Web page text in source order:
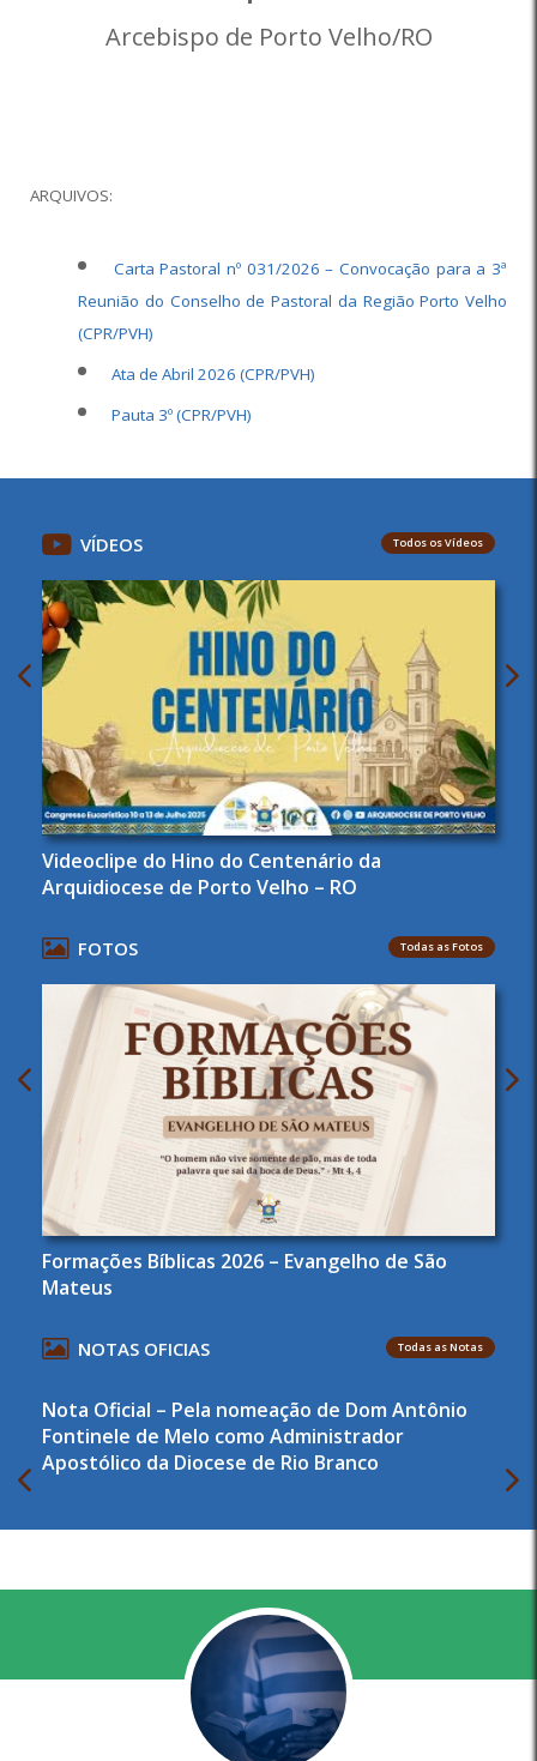
Arcebispo de Porto Velho/RO
ARQUIVOS:
Carta Pastoral nº 031/2026 – Convocação para a 3ª
Reunião do Conselho de Pastoral da Região Porto Velho
(CPR/PVH)
Ata de Abril 2026 (CPR/PVH)
Pauta 3º (CPR/PVH)
VÍDEOS Todos os Vídeos
Videoclipe do Hino do Centenário da
Arquidiocese de Porto Velho – RO
FOTOS Todas as Fotos
Formações Bíblicas 2026 – Evangelho de São
Mateus
NOTAS OFICIAS Todas as Notas
Nota Oficial – Pela nomeação de Dom Antônio
Fontinele de Melo como Administrador
Apostólico da Diocese de Rio Branco